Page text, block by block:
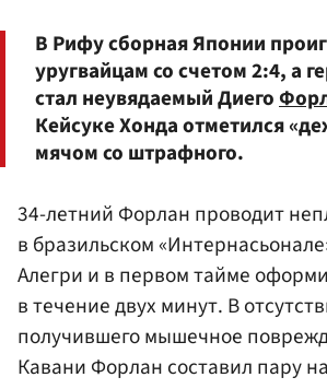
В Рифу сборная Японии
уругвайцам со счетом 2:4, а
стал неувядаемый Диего
Кейсуке Хонда отметился
мячом со штрафного.
34-летний Форлан проводит
в бразильском
Алегри и в первом тайме
в течение двух минут. В
получившего мышечное
Кавани Форлан составил пару